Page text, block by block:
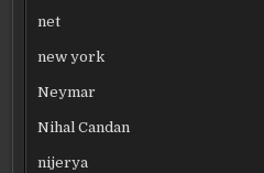
net
new york
Neymar
Nihal Candan
nijerya